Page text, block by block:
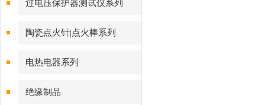
过电压保护器测试仪系列
陶瓷点火针|点火棒系列
电热电器系列
绝缘制品